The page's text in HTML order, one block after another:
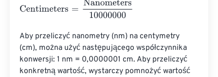
Centimeters Nanometers10000000
Aby przeliczyć nanometry (nm) na centymetry
(cm), można użyć następującego współczynnika
konwersji: 1 nm = 0,0000001 cm. Aby przeliczyć
konkretną wartość, wystarczy pomnożyć wartość